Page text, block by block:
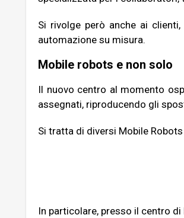
Si rivolge però anche ai
automazione su misura.
Mobile robots e non solo
Il nuovo centro al momento
assegnati, riproducendo gli
Si tratta di diversi Mobile
In particolare, presso il centro